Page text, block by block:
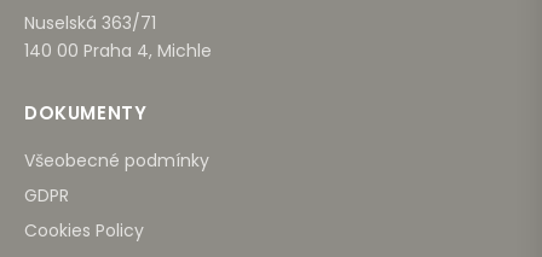
Nuselská 363/71
140 00 Praha 4, Michle
DOKUMENTY
Všeobecné podmínky
GDPR
Cookies Policy